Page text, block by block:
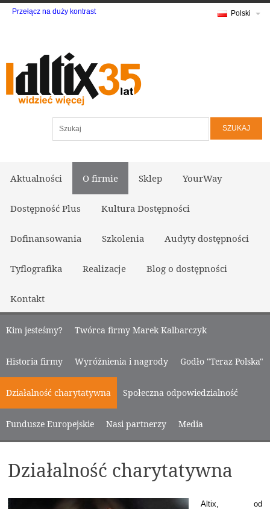
Przełącz na duży kontrast Polski
Aktualności O firmie Sklep YourWay
Dostępność Plus Kultura Dostępności
Dofinansowania Szkolenia Audyty dostępności
Tyflografika Realizacje Blog o dostępności
Kontakt
Kim jesteśmy? Twórca firmy Marek Kalbarczyk
Historia firmy Wyróżnienia i nagrody Godło "Teraz Polska"
Działalność charytatywna Społeczna odpowiedzialność
Fundusze Europejskie Nasi partnerzy Media
Działalność charytatywna
Altix, od